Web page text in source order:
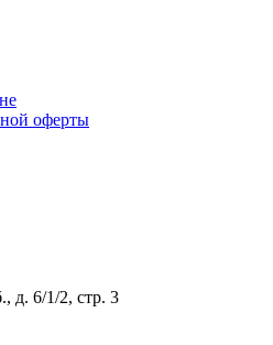
оферты
д. 6/1/2, стр. 3